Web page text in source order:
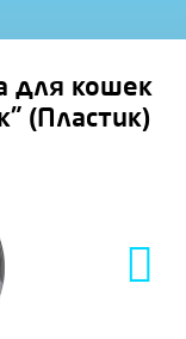
для кошек
(Пластик)